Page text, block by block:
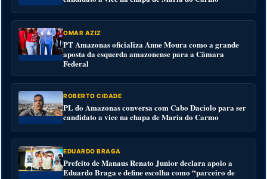
OMAR AZIZ
PT Amazonas oficializa Anne Moura como a grande
aposta da esquerda amazonense para a Câmara
Federal
ROBERTO CIDADE
PL do Amazonas conversa com Cabo Daciolo para ser
candidato a vice na chapa de Maria do Carmo
EDUARDO BRAGA
Prefeito de Manaus Renato Junior declara apoio a
Eduardo Braga e define escolha como “parceiro de